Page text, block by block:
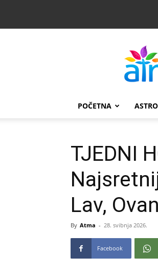
POČETNA
TJEDNI
Lav, Ovan
By Atma - 28. svibnja 2026.
Facebook